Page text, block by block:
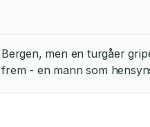
men en turgåer
- en mann som